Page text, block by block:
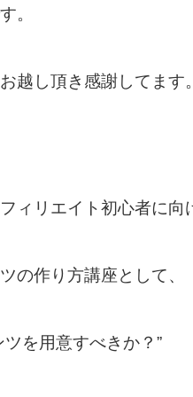
。
越し頂き感謝してます。
ィリエイト初心者に向
の作り方講座として、
を用意すべきか？”